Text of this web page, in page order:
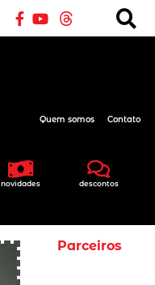
novidades descontos
Quem somos Contato
Parceiros